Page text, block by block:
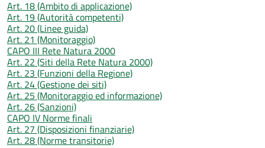
Art. 18 (Ambito di applicazione)
Art. 19 (Autorità competenti)
Art. 20 (Linee guida)
Art. 21 (Monitoraggio)
CAPO III Rete Natura 2000
Art. 22 (Siti della Rete Natura 2000)
Art. 23 (Funzioni della Regione)
Art. 24 (Gestione dei siti)
Art. 25 (Monitoraggio ed informazione)
Art. 26 (Sanzioni)
CAPO IV Norme finali
Art. 27 (Disposizioni finanziarie)
Art. 28 (Norme transitorie)